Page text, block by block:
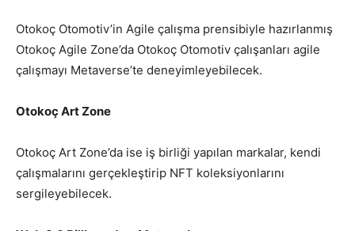
Otokoç Otomotiv’in Agile çalışma prensibiyle hazırlanmış
Otokoç Agile Zone’da Otokoç Otomotiv çalışanları agile
çalışmayı Metaverse’te deneyimleyebilecek.
Otokoç Art Zone
Otokoç Art Zone’da ise iş birliği yapılan markalar, kendi
çalışmalarını gerçekleştirip NFT koleksiyonlarını
sergileyebilecek.